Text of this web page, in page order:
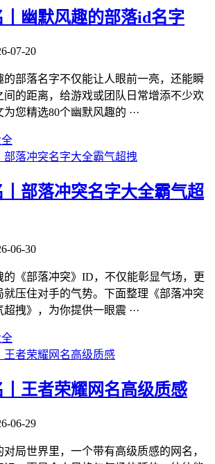
幽默风趣的部落id名字
07-20
的部落名字不仅能让人眼前一亮，还能瞬
间的距离，给游戏或团队日常增添不少欢
您精选80个幽默风趣的 ···
部落冲突名字大全霸气超
06-30
的《部落冲突》ID，不仅能彰显气场，更
就压住对手的气势。下面整理《部落冲突
拽》，为你提供一眼震 ···
王者荣耀网名高级质感
06-29
局世界里，一个带有高级质感的网名，